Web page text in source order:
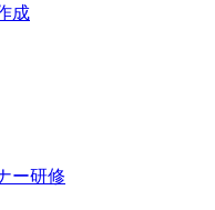
成
ー研修